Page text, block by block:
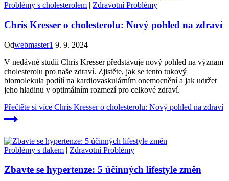
Problémy s cholesterolem | Zdravotní Problémy
Chris Kresser o cholesterolu: Nový pohled na zdraví
Odwebmaster1 9. 9. 2024
V nedávné studii Chris Kresser představuje nový pohled na význam
cholesterolu pro naše zdraví. Zjistěte, jak se tento tukový
biomolekula podílí na kardiovaskulárním onemocnění a jak udržet
jeho hladinu v optimálním rozmezí pro celkové zdraví.
Přečtěte si více Chris Kresser o cholesterolu: Nový pohled na zdraví
Problémy s tlakem | Zdravotní Problémy
Zbavte se hypertenze: 5 účinných lifestyle změn